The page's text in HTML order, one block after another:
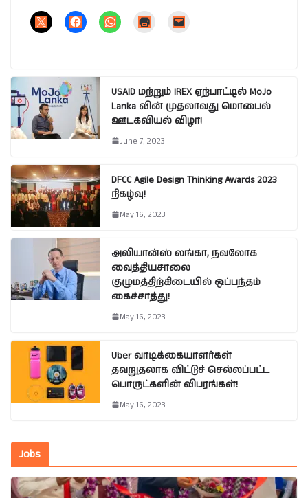
USAID மற்றும் IREX ஏற்பாட்டில் MoJo
Lanka வின் முதலாவது மொபைல்
ஊடகவியல் விழா!
June 7, 2023
DFCC Agile Design Thinking Awards 2023
நிகழ்வு!
May 16, 2023
அலியான்ஸ் லங்கா, நவலோக
வைத்தியசாலை
குழுமத்திற்கிடையில் ஒப்பந்தம்
கைச்சாத்து!
May 16, 2023
Uber வாடிக்கையாளர்கள்
தவறுதலாக விட்டுச் செல்லப்பட்ட
பொருட்களின் விபரங்கள்!
May 16, 2023
Jobs